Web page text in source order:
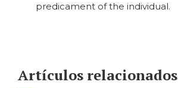
predicament of the individual.
Artículos relacionados